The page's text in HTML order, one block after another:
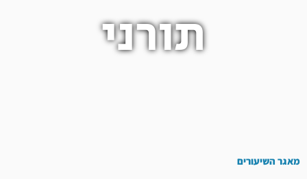
תורני
מאגר השיעורים